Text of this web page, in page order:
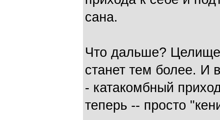
сана.
Что дальше?
станет тем более. И
- катакомбный
теперь -- просто